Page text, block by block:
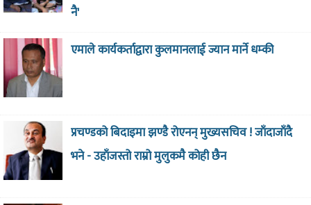
नै'
एमाले कार्यकर्ताद्वारा कुलमानलाई ज्यान मार्ने धम्की
प्रचण्डको बिदाइमा झण्डै रोएनन् मुख्यसचिव ! जाँदाजाँदै
भने - उहाँजस्तो राम्रो मुलुकमै कोही छैन